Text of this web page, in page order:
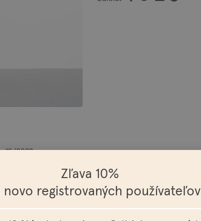
Zľava 10%
novo registrovaných používateľov
12/2022.
pod nimi. Obsahuje včelí vosk, vďaka ktorému je
drevo, čierne korenie, céder a pačuli.